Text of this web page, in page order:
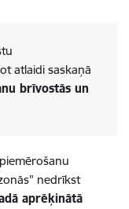
atlaidi saskaņā
brīvostās un
nedrīkst
aprēķinātā